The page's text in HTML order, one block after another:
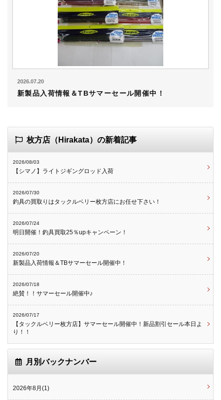
2026.07.20
新製品入荷情報＆TBサマーセール開催中！
枚方店（Hirakata）の新着記事
2026/08/03
【シマノ】ライトジギングロッド入荷
2026/07/30
釣具の買取りはタックルベリー枚方店にお任せ下さい！
2026/07/24
明日開催！釣具買取25％upキャンペーン！
2026/07/20
新製品入荷情報＆TBサマーセール開催中！
2026/07/18
絶賛！！サマーセール開催中♪
2026/07/17
【タックルベリー枚方店】サマーセール開催中！新品割引セール本日よ
り！！
月別バックナンバー
2026年8月(1)